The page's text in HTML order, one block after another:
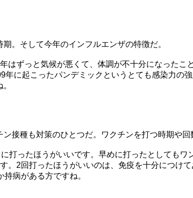
。そして今年のインフルエンザの特徴だ。
はずっと気候が悪くて、体調が不十分になったこ
年に起こったパンデミックというとても感染力の
接種も対策のひとつだ。ワクチンを打つ時期や回
打ったほうがいいです。早めに打ったとしてもワ
。2回打ったほうがいいのは、免疫を十分につけ
病がある方ですね。